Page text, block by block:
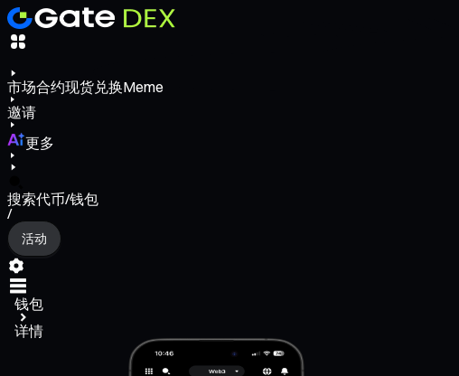
市场合约现货兑换Meme
邀请
更多
搜索代币/钱包
/
活动
钱包
详情